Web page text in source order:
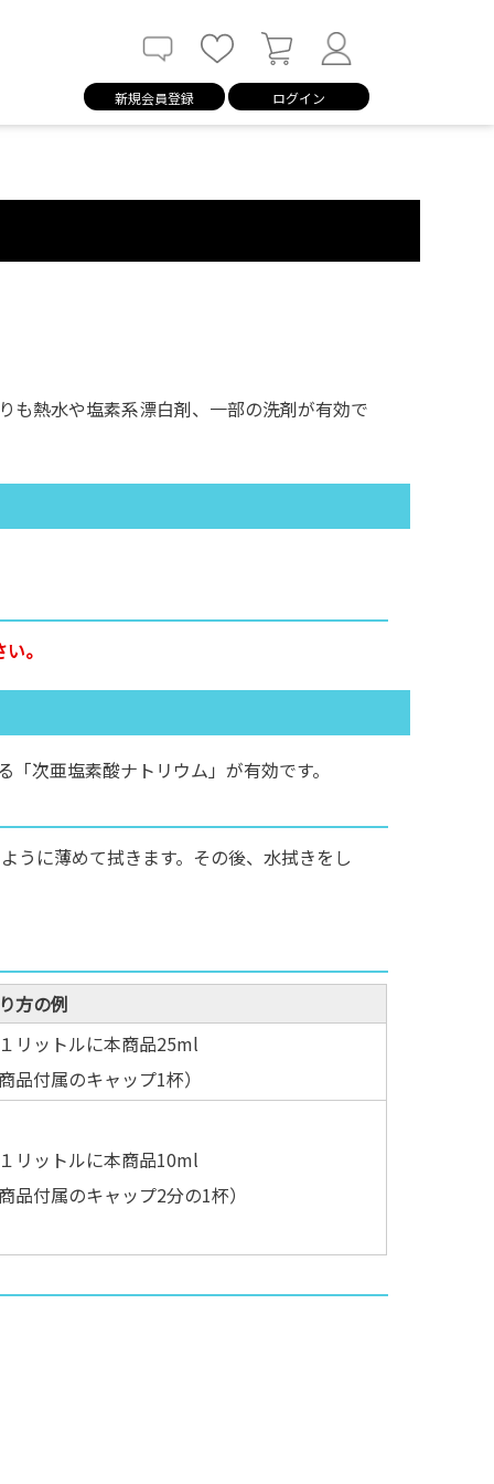
新規会員登録 ログイン
も熱水や塩素系漂白剤、一部の洗剤が有効で
。
次亜塩素酸ナトリウム」が有効です。
うに薄めて拭きます。その後、水拭きをし
方の例
リットルに本商品25ml
商品付属のキャップ1杯）
リットルに本商品10ml
商品付属のキャップ2分の1杯）